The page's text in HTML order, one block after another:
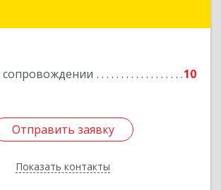
сопровождении 10
Отправить заявку
Показать контакты
Подробнее
Отправить заявку
Назад